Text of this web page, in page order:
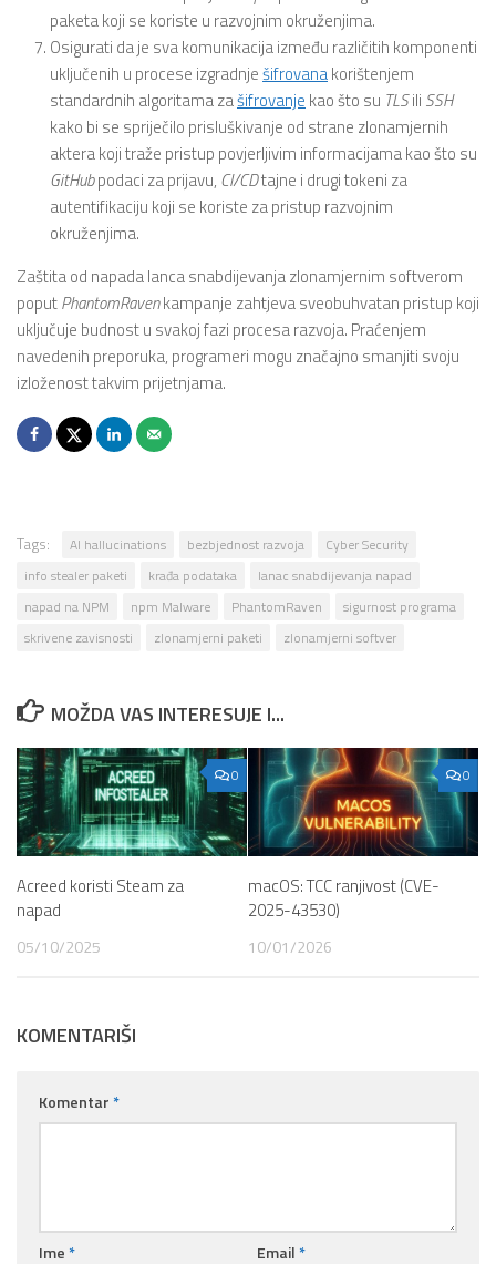
paketa koji se koriste u razvojnim okruženjima.
Osigurati da je sva komunikacija između različitih komponenti
uključenih u procese izgradnješifrovanakorištenjem
standardnih algoritama zašifrovanje kao što su TLSili SSH
kako bi se spriječilo prisluškivanje od strane zlonamjernih
aktera koji traže pristup povjerljivim informacijama kao što su
GitHubpodaci za prijavu, CI/CDtajne i drugi tokeni za
autentifikaciju koji se koriste za pristup razvojnim
okruženjima.
Zaštita od napada lanca snabdijevanja zlonamjernim softverom
poputPhantomRavenkampanje zahtjeva sveobuhvatan pristup koji
uključuje budnost u svakoj fazi procesa razvoja. Praćenjem
navedenih preporuka, programeri mogu značajno smanjiti svoju
izloženost takvim prijetnjama.
Tags: AI hallucinations bezbjednost razvoja
Cyber Security
info stealer paketi
krađa podataka
lanac snabdijevanja napad
napad na NPM
npm Malware PhantomRaven
sigurnost programa
skrivene zavisnosti
zlonamjerni paketi zlonamjerni softver
MOŽDA VAS INTERESUJE I...
0
Acreed koristi Steam za
napad
05/10/2025
0
macOS: TCC ranjivost (CVE-
2025-43530)
10/01/2026
KOMENTARIŠI
Komentar *
Ime * Email *